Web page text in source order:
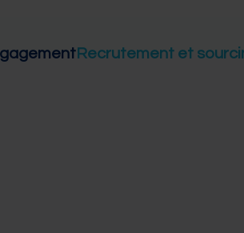
Recrutement et